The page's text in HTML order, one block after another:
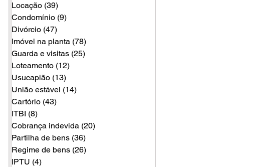
Locação (39)
Condomínio (9)
Divórcio (47)
Imóvel na planta (78)
Guarda e visitas (25)
Loteamento (12)
Usucapião (13)
União estável (14)
Cartório (43)
ITBI (8)
Cobrança indevida (20)
Partilha de bens (36)
Regime de bens (26)
IPTU (4)